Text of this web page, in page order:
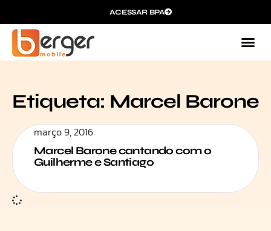
ACESSAR BPA
Etiqueta: Marcel Barone
março 9, 2016
Marcel Barone cantando com o
Guilherme e Santiago